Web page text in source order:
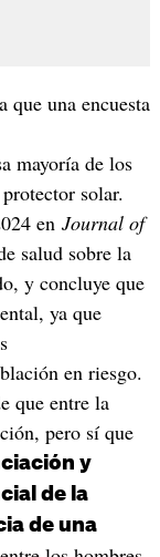
que una encuesta
mayoría de los
solar.
en Journal of
salud sobre la
y concluye que
ya que
en riesgo.
que entre la
pero sí que
y
de la
de una